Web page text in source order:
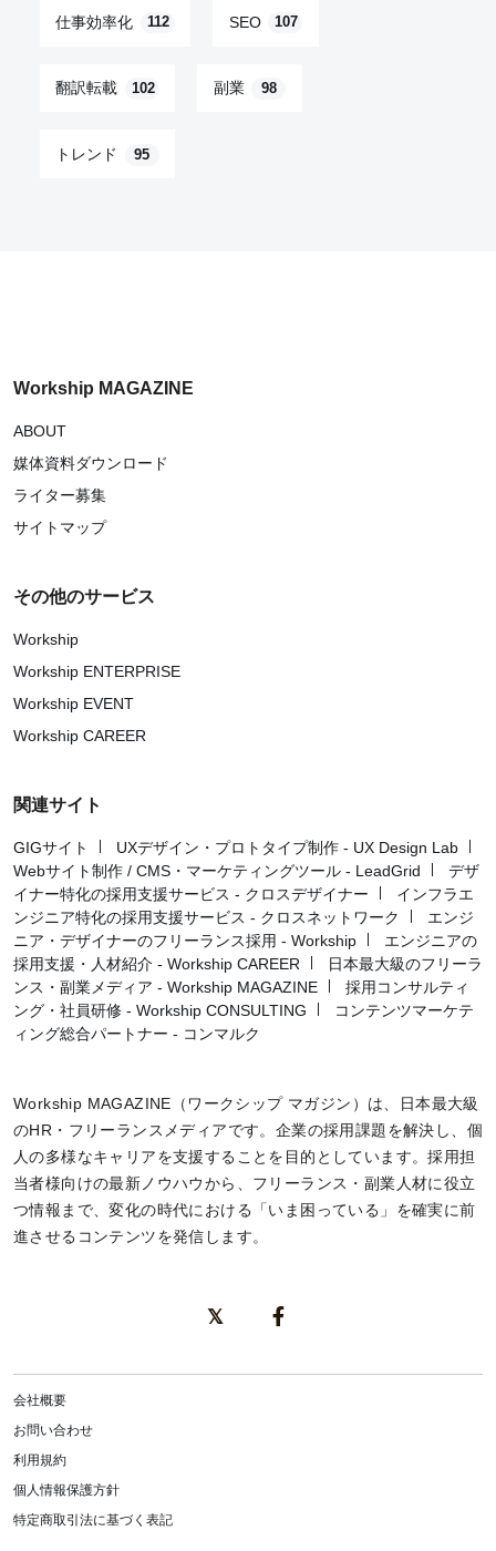
仕事効率化 112 SEO 107
翻訳転載 102 副業 98
トレンド 95
Workship MAGAZINE
ABOUT
媒体資料ダウンロード
ライター募集
サイトマップ
その他のサービス
Workship
Workship ENTERPRISE
Workship EVENT
Workship CAREER
関連サイト
GIGサイト
UXデザイン・プロトタイプ制作 - UX Design Lab
Webサイト制作 / CMS・マーケティングツール - LeadGrid
デザ
イナー特化の採用支援サービス - クロスデザイナー
インフラエ
ンジニア特化の採用支援サービス - クロスネットワーク
エンジ
ニア・デザイナーのフリーランス採用 - Workship
エンジニアの
採用支援・人材紹介 - Workship CAREER
日本最大級のフリーラ
ンス・副業メディア - Workship MAGAZINE
採用コンサルティ
ング・社員研修 - Workship CONSULTING
コンテンツマーケテ
ィング総合パートナー - コンマルク
Workship MAGAZINE（ワークシップ マガジン）は、日本最大級
のHR・フリーランスメディアです。企業の採用課題を解決し、個
人の多様なキャリアを支援することを目的としています。採用担
当者様向けの最新ノウハウから、フリーランス・副業人材に役立
つ情報まで、変化の時代における「いま困っている」を確実に前
進させるコンテンツを発信します。
会社概要
お問い合わせ
利用規約
個人情報保護方針
特定商取引法に基づく表記